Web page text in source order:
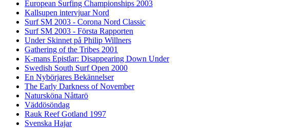
European Surfing Championships 2003
Kallsupen intervjuar Nord
Surf SM 2003 - Corona Nord Classic
Surf SM 2003 - Första Rapporten
Under Skinnet på Philip Willners
Gathering of the Tribes 2001
K-mans Epistlar: Disappearing Down Under
Swedish South Surf Open 2000
En Nybörjares Bekännelser
The Early Darkness of November
Natursköna Nåttarö
Väddösöndag
Rauk Reef Gotland 1997
Svenska Hajar